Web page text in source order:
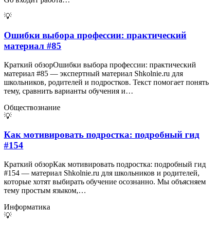
💡
Ошибки выбора профессии: практический
материал #85
Краткий обзорОшибки выбора профессии: практический
материал #85 — экспертный материал Shkolnie.ru для
школьников, родителей и подростков. Текст помогает понять
тему, сравнить варианты обучения и…
Обществознание
💡
Как мотивировать подростка: подробный гид
#154
Краткий обзорКак мотивировать подростка: подробный гид
#154 — материал Shkolnie.ru для школьников и родителей,
которые хотят выбирать обучение осознанно. Мы объясняем
тему простым языком,…
Информатика
💡